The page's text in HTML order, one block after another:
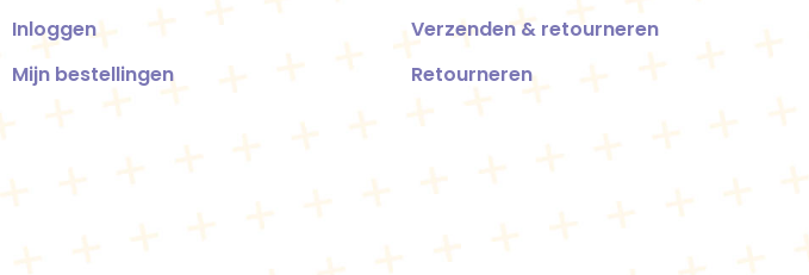
Inloggen
Mijn bestellingen
Verzenden & retourneren
Retourneren